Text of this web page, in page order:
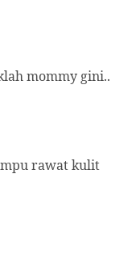
mommy gini..
rawat kulit